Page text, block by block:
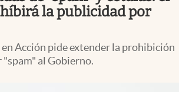
la publicidad por
Acción pide extender la prohibición
"spam" al Gobierno.